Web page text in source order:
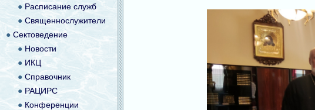
● Расписание служб
● Священнослужители
● Сектоведение
● Новости
●ИКЦ
● Справочник
● РАЦИРС
● Конференции